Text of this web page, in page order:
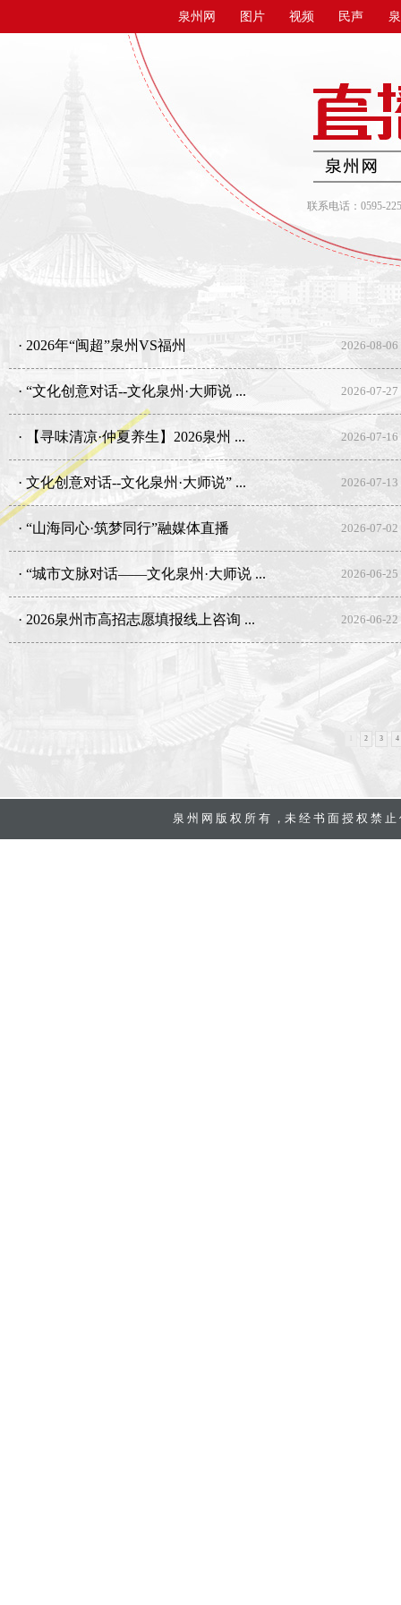
泉州网 图片 视频 民声
联系电话：0595-
· 2026年“闽超”泉州VS福州 2026-08-
· “文化创意对话--文化泉州·大师说 ... 2026-07-
· 【寻味清凉·仲夏养生】2026泉州 ... 2026-07-
· 文化创意对话--文化泉州·大师说” ... 2026-07-
· “山海同心·筑梦同行”融媒体直播 2026-07-
· “城市文脉对话——文化泉州·大师说 ... 2026-06-
· 2026泉州市高招志愿填报线上咨询 ... 2026-06-
2 3 4
泉 州 网 版 权 所 有 ，未 经 书 面 授 权 禁